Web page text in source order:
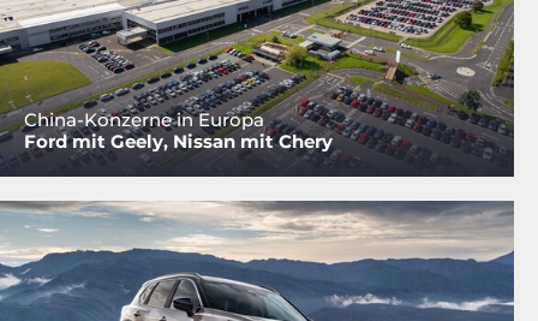
China-Konzerne in Europa
Ford mit Geely, Nissan mit Chery